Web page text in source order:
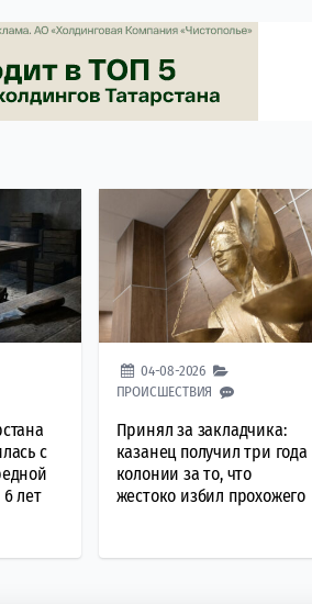
с
лет
04-08-2026
ПРОИСШЕСТВИЯ
Принял за закладчика:
казанец получил три года
колонии за то, что
жестоко избил прохожего